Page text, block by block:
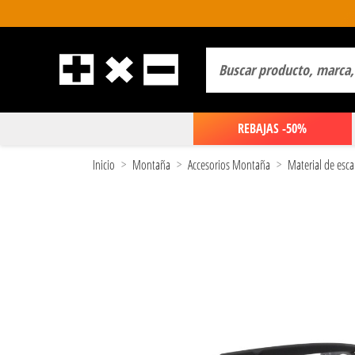
REBAJAS -50%
Inicio Montaña Accesorios Montaña Material de